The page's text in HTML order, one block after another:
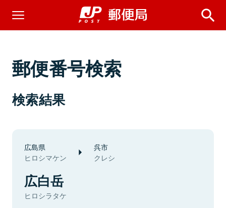
郵便番号検索
検索結果
広島県
ヒロシマケン
呉市
クレシ
広白岳
ヒロシラタケ